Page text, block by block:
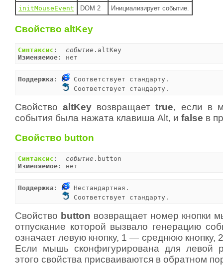
initMouseEvent
DOM 2 Инициализирует событие.
Свойство altKey
Синтаксис : событие
Изменяемое : нет
Поддержка :
Соответствует стандарту.
Соответствует стандарту.
СвойствоaltKey возвращаетtrue, если в
события была нажата клавиша Alt, и false в
Свойство button
Синтаксис : событие
Изменяемое : нет
Поддержка :
Нестандартная.
Соответствует стандарту.
Свойство button возвращает номер кнопки
отпускание которой вызвало генерацию
означает левую кнопку, 1 — среднюю кнопку,
Если мышь сконфигурирована для левой
этого свойства присваиваются в обратном